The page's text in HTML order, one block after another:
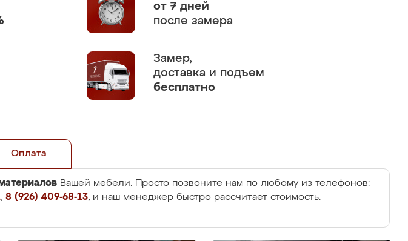
от 7 дней
после замера
Замер,
доставка и подъем
бесплатно
Оплата
Вашей мебели. Просто позвоните нам по любому из телефонов:
, 8 (926) 409-68-13, и наш менеджер быстро рассчитает стоимость.